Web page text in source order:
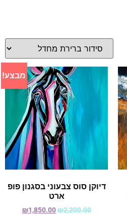
מבצע!
דיוקן סוס צבעוני בסגנון פופ
ארט
₪2,200.00
₪1,850.00